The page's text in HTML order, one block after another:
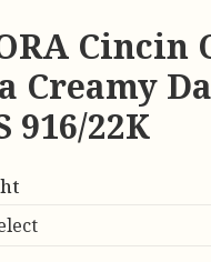
Cincin
Creamy
916/22K